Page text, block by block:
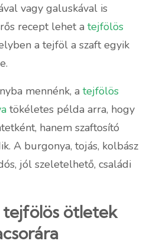
vagy galuskával is
recept lehet a tejfölös
a tejföl a szaft egyik
mennénk, a tejfölös
tökéletes példa arra, hogy
hanem szaftosító
A burgonya, tojás, kolbász
jól szeletelhető, családi
tejfölös ötletek